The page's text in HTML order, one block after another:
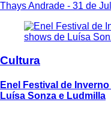
Thays Andrade - 31 de Jul
Cultura
Enel Festival de
Luísa Sonza e Ludmilla